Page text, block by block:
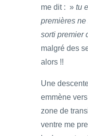
me dit : » tu
premières
sorti premier
malgré des
alors !!
Une
emmène
zone de
ventre me